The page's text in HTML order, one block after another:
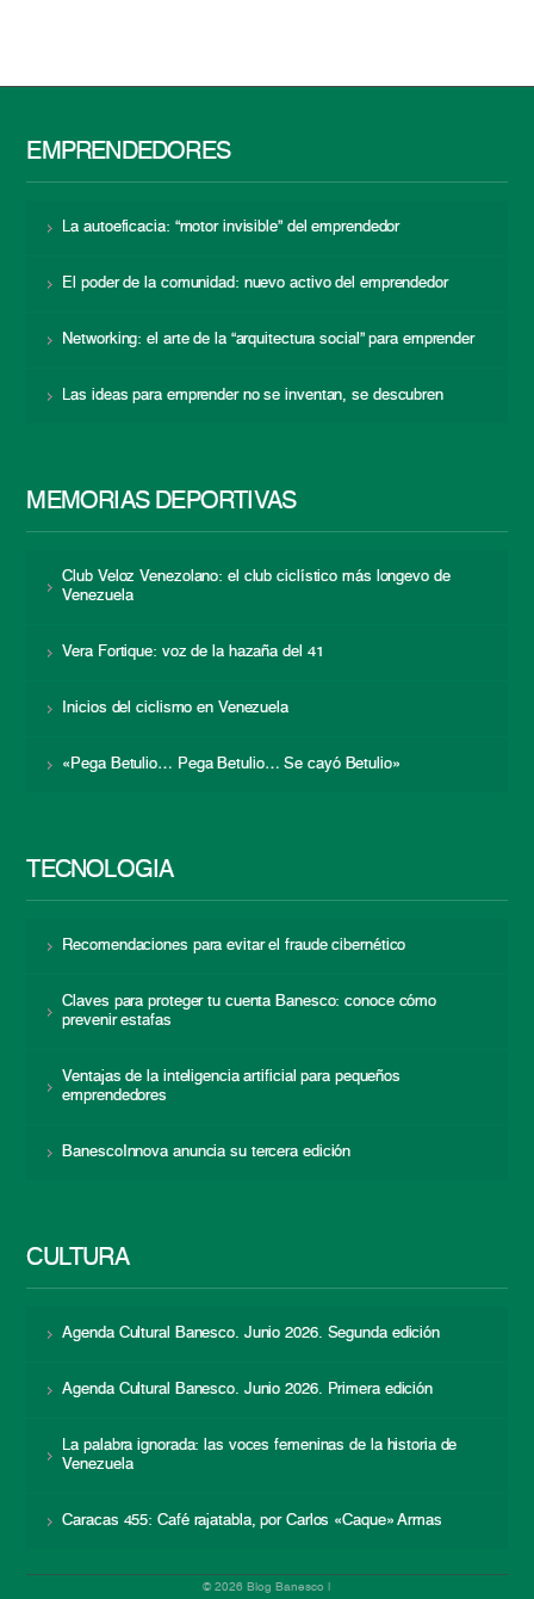
EMPRENDEDORES
La autoeficacia: “motor invisible” del emprendedor
El poder de la comunidad: nuevo activo del emprendedor
Networking: el arte de la “arquitectura social” para emprender
Las ideas para emprender no se inventan, se descubren
MEMORIAS DEPORTIVAS
Club Veloz Venezolano: el club ciclístico más longevo de
Venezuela
Vera Fortique: voz de la hazaña del 41
Inicios del ciclismo en Venezuela
«Pega Betulio… Pega Betulio… Se cayó Betulio»
TECNOLOGÍA
Recomendaciones para evitar el fraude cibernético
Claves para proteger tu cuenta Banesco: conoce cómo
prevenir estafas
Ventajas de la inteligencia artificial para pequeños
emprendedores
BanescoInnova anuncia su tercera edición
CULTURA
Agenda Cultural Banesco. Junio 2026. Segunda edición
Agenda Cultural Banesco. Junio 2026. Primera edición
La palabra ignorada: las voces femeninas de la historia de
Venezuela
Caracas 455: Café rajatabla, por Carlos «Caque» Armas
© 2026 Blog Banesco |